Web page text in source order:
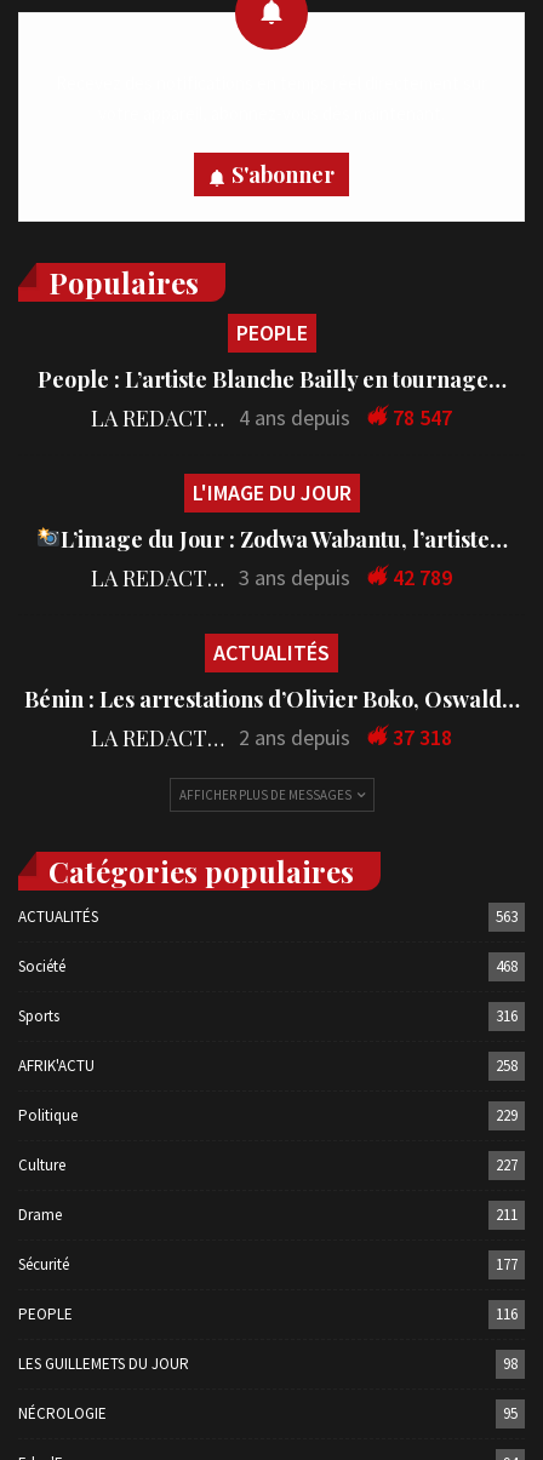
S'abonner
Populaires
PEOPLE
People : L’artiste Blanche Bailly en tournage…
LA REDACTION 4 ans depuis 78 547
L'IMAGE DU JOUR
L’image du Jour : Zodwa Wabantu, l’artiste…
LA REDACTION 3 ans depuis 42 789
ACTUALITÉS
Bénin : Les arrestations d’Olivier Boko, Oswald…
LA REDACTION 2 ans depuis 37 318
AFFICHER PLUS DE MESSAGES
Catégories populaires
ACTUALITÉS 563
Société 468
Sports 316
AFRIK'ACTU 258
Politique 229
Culture 227
Drame 211
Sécurité 177
PEOPLE 116
LES GUILLEMETS DU JOUR 98
NÉCROLOGIE 95